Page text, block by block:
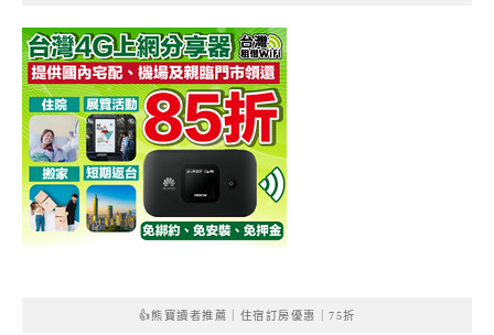
👍熊寶讀者推薦｜住宿訂房優惠｜75折